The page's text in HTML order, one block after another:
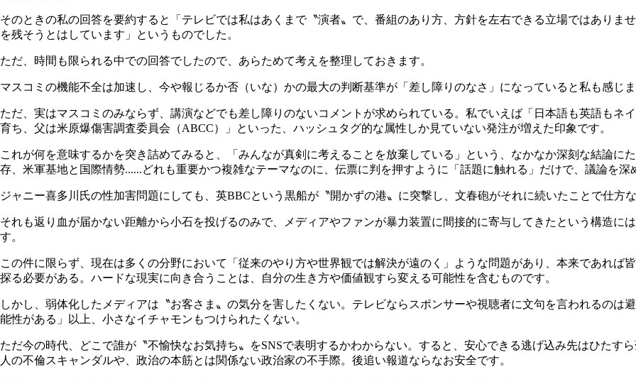
そのときの私の回答を要約すると「テレビでは私はあくまで〝演者〟で、番組のあり方、方針を左右できる立場ではありま
を残そうとはしています」というものでした。
ただ、時間も限られる中での回答でしたので、あらためて考えを整理しておきます。
マスコミの機能不全は加速し、今や報じるか否（いな）かの最大の判断基準が「差し障りのなさ」になっていると私も感じ
ただ、実はマスコミのみならず、講演などでも差し障りのないコメントが求められている。私でいえば「日本語も英語もネ
育ち、父は米原爆傷害調査委員会（ABCC）」といった、ハッシュタグ的な属性しか見ていない発注が増えた印象です。
これが何を意味するかを突き詰めてみると、「みんなが真剣に考えることを放棄している」という、なかなか深刻な結論に
存、米軍基地と国際情勢......どれも重要かつ複雑なテーマなのに、伝票に判を押すように「話題に触れる」だけで、議論を
ジャニー喜多川氏の性加害問題にしても、英BBCという黒船が〝開かずの港〟に突撃し、文春砲がそれに続いたことで仕方
それも返り血が届かない距離から小石を投げるのみで、メディアやファンが暴力装置に間接的に寄与してきたという構造に
す。
この件に限らず、現在は多くの分野において「従来のやり方や世界観では解決が遠のく」ような問題があり、本来であれば
探る必要がある。ハードな現実に向き合うことは、自分の生き方や価値観すら変える可能性を含むものです。
しかし、弱体化したメディアは〝お客さま〟の気分を害したくない。テレビならスポンサーや視聴者に文句を言われるのは
能性がある」以上、小さなイチャモンもつけられたくない。
ただ今の時代、どこで誰が〝不愉快なお気持ち〟をSNSで表明するかわからない。すると、安心できる逃げ込み先はひた
人の不倫スキャンダルや、政治の本筋とは関係ない政治家の不手際。後追い報道ならなお安全です。